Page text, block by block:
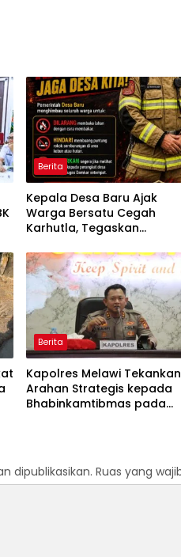
Berita
Kepala Desa Baru Ajak
Warga Bersatu Cegah
Karhutla, Tegaskan
Berita
Kapolres Melawi
Arahan Strategis kepada
Bhabinkamtibmas pada
dipublikasikan. Ruas yang